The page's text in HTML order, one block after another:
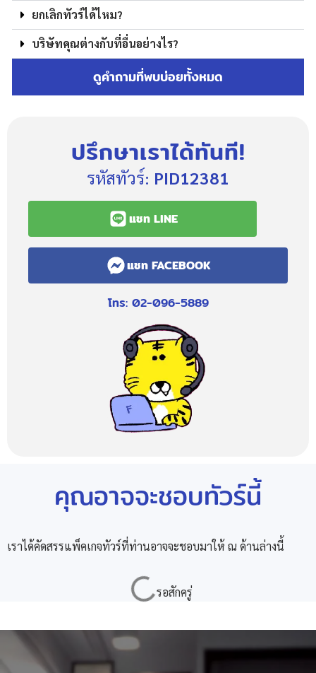
ยกเลิกทัวร์ได้ไหม?
บริษัทคุณต่างกับที่อื่นอย่างไร?
ดูคำถามที่พบบ่อยทั้งหมด
ปรึกษาเราได้ทันที!
รหัสทัวร์: PID12381
แชท LINE
แชท FACEBOOK
โทร: 02-096-5889
คุณอาจจะชอบทัวร์นี้
เราได้คัดสรรแพ็คเกจทัวร์ที่ท่านอาจจะชอบมาให้ ณ ด้านล่างนี้